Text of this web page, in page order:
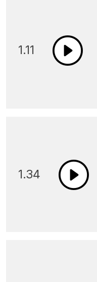
1.11
1.34